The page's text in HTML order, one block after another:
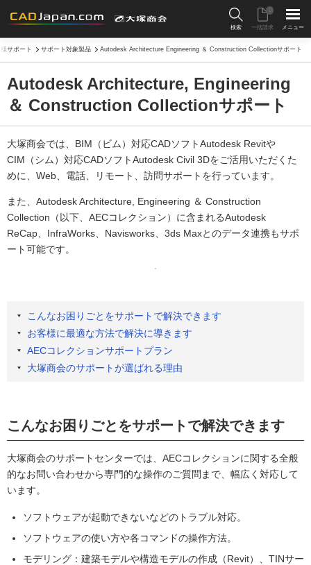
検索 一括請求
0
メニュー
サポート サポート対象製品 Autodesk Architecture Engineering ＆ Construction Collectionサポート
Autodesk Architecture, Engineering
＆ Construction Collectionサポート
大塚商会では、BIM（ビム）対応CADソフトAutodesk Revitや
CIM（シム）対応CADソフトAutodesk Civil 3Dをご活用いただくた
めに、Web、電話、リモート、訪問サポートを行っています。
また、Autodesk Architecture, Engineering ＆ Construction
Collection（以下、AECコレクション）に含まれるAutodesk
ReCap、InfraWorks、Navisworks、3ds Maxとのデータ連携もサポ
ート可能です。
こんなお困りごとをサポートで解決できます
お客様に最適な方法で解決に導きます
AECコレクションサポートプラン
大塚商会のサポートが選ばれる理由
こんなお困りごとをサポートで解決できます
大塚商会のサポートセンターでは、AECコレクションに関する全般
的なお問い合わせから専門的な操作のご質問まで、幅広く対応して
います。
ソフトウェアが起動できないなどのトラブル対応。
ソフトウェアの使い方や各コマンドの操作方法。
モデリング：建築モデルや構造モデルの作成（Revit）、TINサー